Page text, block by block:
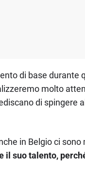
di base durante
molto
di spingere
in Belgio ci sono
suo talento,